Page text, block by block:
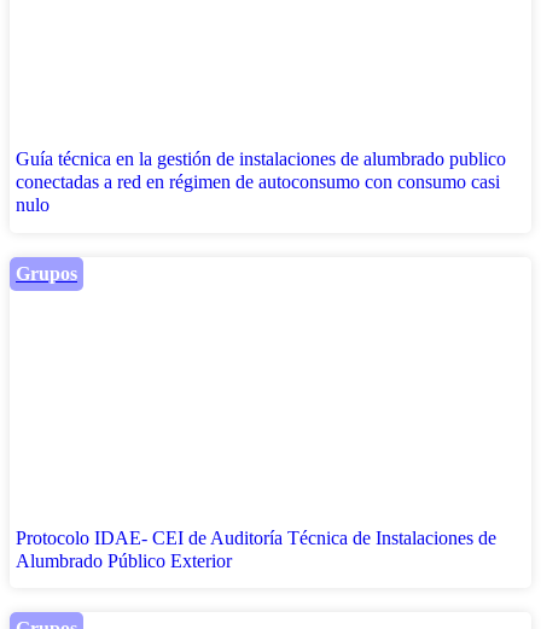
Guía técnica en la gestión de instalaciones de alumbrado publico
conectadas a red en régimen de autoconsumo con consumo casi
nulo
Grupos
Protocolo IDAE- CEI de Auditoría Técnica de Instalaciones de
Alumbrado Público Exterior